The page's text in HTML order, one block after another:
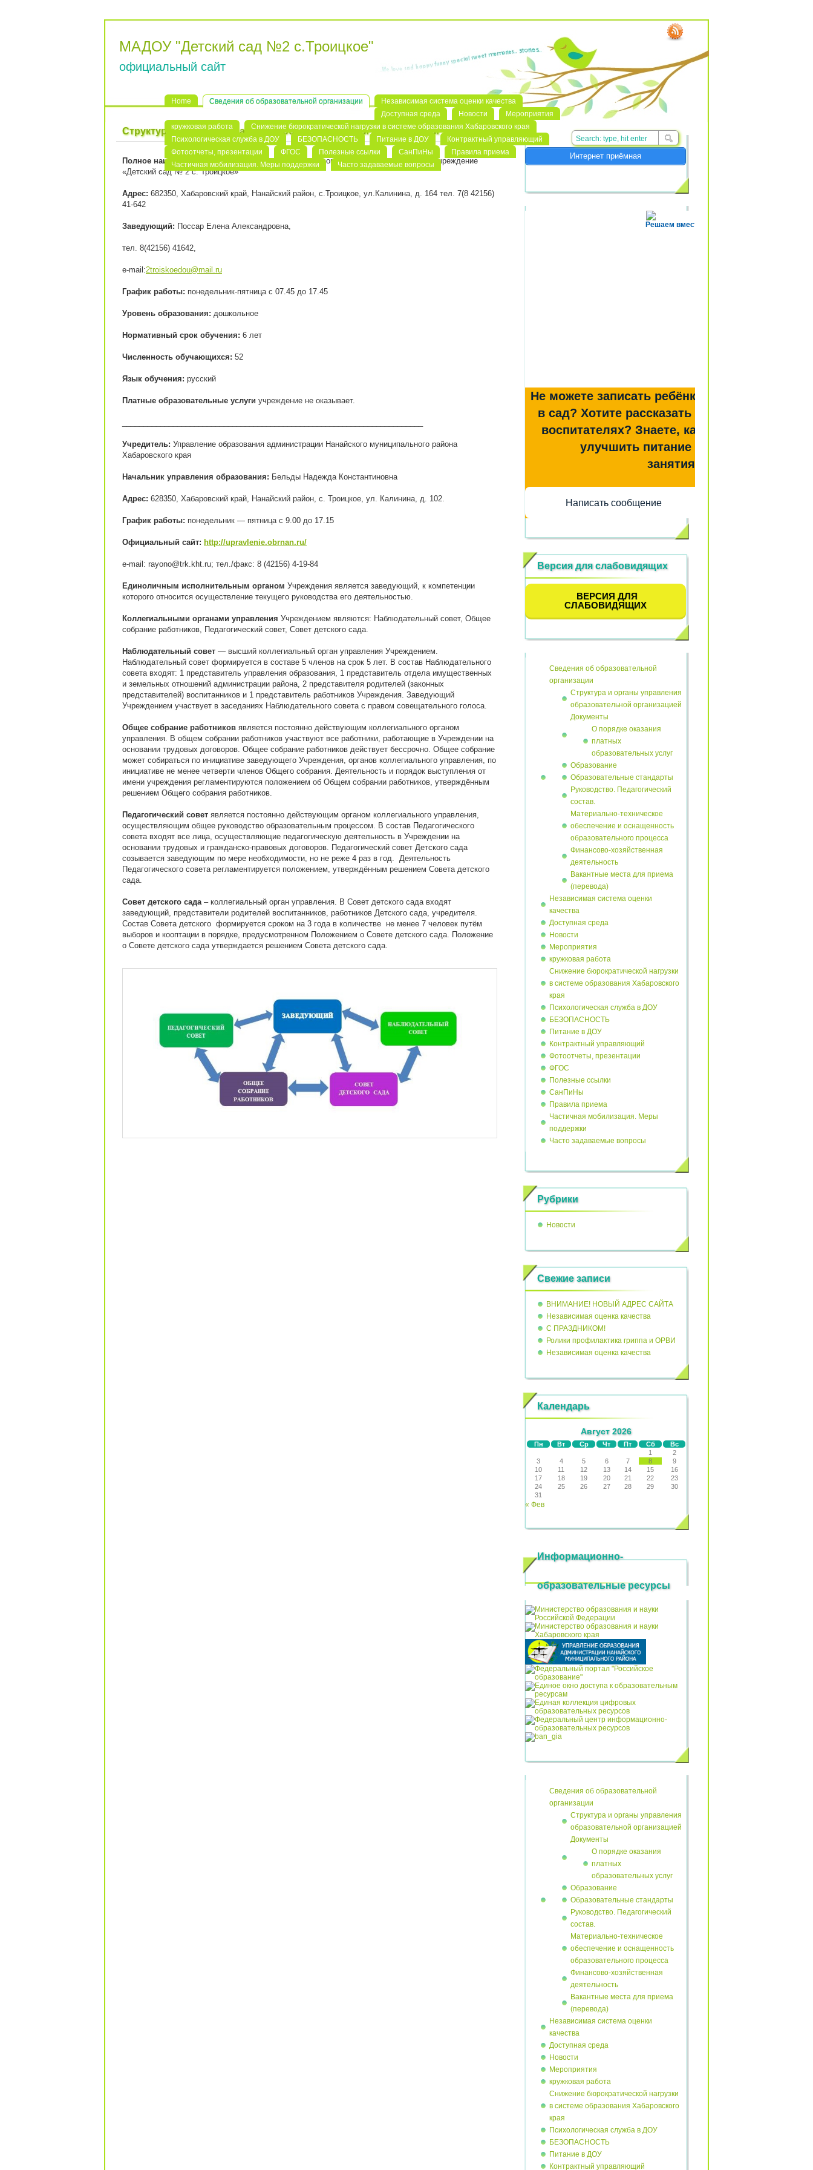
МАДОУ "Детский сад №2 с.Троицкое"
официальный сайт
Home Сведения об образовательной организации
Независимая система оценки качества
Доступная среда
Новости
Мероприятия
кружковая работа
Снижение бюрократической нагрузки в системе образования Хабаровского края
Психологическая служба в ДОУ
БЕЗОПАСНОСТЬ Питание в ДОУ
Контрактный управляющий
Фотоотчеты, презентации
ФГОС Полезные ссылки СанПиНы
Правила приема
Частичная мобилизация. Меры поддержки
Часто задаваемые вопросы
Структура и органы управления образовательной организацией
Полное наименование:Муниципальное автономное дошкольное образовательное учреждение
«Детский сад № 2 с. Троицкое»
Адрес: 682350, Хабаровский край, Нанайский район, с.Троицкое, ул.Калинина, д. 164 тел. 7(8 42156)
41-642
Заведующий: Поссар Елена Александровна,
тел. 8(42156) 41642,
e-mail:2troiskoedou@mail.ru
График работы: понедельник-пятница с 07.45 до 17.45
Уровень образования: дошкольное
Нормативный срок обучения: 6 лет
Численность обучающихся: 52
Язык обучения: русский
Платные образовательные услуги учреждение не оказывает.
Учредитель: Управление образования администрации Нанайского муниципального района
Хабаровского края
Начальник управления образования: Бельды Надежда Константиновна
Адрес: 628350, Хабаровский край, Нанайский район, с. Троицкое, ул. Калинина, д. 102.
График работы: понедельник — пятница с 9.00 до 17.15
Официальный сайт: http://upravlenie.obrnan.ru/
e-mail: rayono@trk.kht.ru; тел./факс: 8 (42156) 4-19-84
Единоличным исполнительным органом Учреждения является заведующий, к компетенции
которого относится осуществление текущего руководства его деятельностью.
Коллегиальными органами управления Учреждением являются: Наблюдательный совет, Общее
собрание работников, Педагогический совет, Совет детского сада.
Наблюдательный совет — высший коллегиальный орган управления Учреждением.
Наблюдательный совет формируется в составе 5 членов на срок 5 лет. В состав Наблюдательного
совета входят: 1 представитель управления образования, 1 представитель отдела имущественных
и земельных отношений администрации района, 2 представителя родителей (законных
представителей) воспитанников и 1 представитель работников Учреждения. Заведующий
Учреждением участвует в заседаниях Наблюдательного совета с правом совещательного голоса.
Общее собрание работников является постоянно действующим коллегиального органом
управления. В общем собрании работников участвуют все работники, работающие в Учреждении на
основании трудовых договоров. Общее собрание работников действует бессрочно. Общее собрание
может собираться по инициативе заведующего Учреждения, органов коллегиального управления, по
инициативе не менее четверти членов Общего собрания. Деятельность и порядок выступления от
имени учреждения регламентируются положением об Общем собрании работников, утверждённым
решением Общего собрания работников.
Педагогический совет является постоянно действующим органом коллегиального управления,
осуществляющим общее руководство образовательным процессом. В состав Педагогического
совета входят все лица, осуществляющие педагогическую деятельность в Учреждении на
основании трудовых и гражданско-правовых договоров. Педагогический совет Детского сада
созывается заведующим по мере необходимости, но не реже 4 раз в год. Деятельность
Педагогического совета регламентируется положением, утверждённым решением Совета детского
сада.
Совет детского сада– коллегиальный орган управления. В Совет детского сада входят
заведующий, представители родителей воспитанников, работников Детского сада, учредителя.
Состав Совета детского формируется сроком на 3 года в количестве не менее 7 человек путём
выборов и кооптации в порядке, предусмотренном Положением о Совете детского сада. Положение
о Совете детского сада утверждается решением Совета детского сада.
Интернет приёмная
Решаем вместе
Не можете записать ребёнка
в сад? Хотите рассказать о
воспитателях? Знаете, как
улучшить питание и
занятия?
Написать сообщение
Версия для слабовидящих
ВЕРСИЯ ДЛЯ
СЛАБОВИДЯЩИХ
Сведения об образовательной
организации
Структура и органы управления
образовательной организацией
Документы
О порядке оказания
платных
образовательных услуг
Образование
Образовательные стандарты
Руководство. Педагогический
состав.
Материально-техническое
обеспечение и оснащенность
образовательного процесса
Финансово-хозяйственная
деятельность
Вакантные места для приема
(перевода)
Независимая система оценки
качества
Доступная среда
Новости
Мероприятия
кружковая работа
Снижение бюрократической нагрузки
в системе образования Хабаровского
края
Психологическая служба в ДОУ
БЕЗОПАСНОСТЬ
Питание в ДОУ
Контрактный управляющий
Фотоотчеты, презентации
ФГОС
Полезные ссылки
СанПиНы
Правила приема
Частичная мобилизация. Меры
поддержки
Часто задаваемые вопросы
Рубрики
Новости
Свежие записи
ВНИМАНИЕ! НОВЫЙ АДРЕС САЙТА
Независимая оценка качества
С ПРАЗДНИКОМ!
Ролики профилактика гриппа и ОРВИ
Независимая оценка качества
Календарь
Август 2026
Пн Вт Ср Чт Пт Сб
Вс
1
2
3
4 5 6 7 8
9
10
11 12 13 14 15
16
17
18 19 20 21 22
23
24
25 26 27 28 29
30
31
« Фев
Информационно-
образовательные ресурсы
Сведения об образовательной
организации
Структура и органы управления
образовательной организацией
Документы
О порядке оказания
платных
образовательных услуг
Образование
Образовательные стандарты
Руководство. Педагогический
состав.
Материально-техническое
обеспечение и оснащенность
образовательного процесса
Финансово-хозяйственная
деятельность
Вакантные места для приема
(перевода)
Независимая система оценки
качества
Доступная среда
Новости
Мероприятия
кружковая работа
Снижение бюрократической нагрузки
в системе образования Хабаровского
края
Психологическая служба в ДОУ
БЕЗОПАСНОСТЬ
Питание в ДОУ
Контрактный управляющий